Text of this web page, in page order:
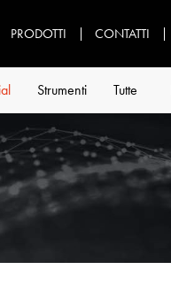
PRODOTTI CONTATTI
Strumenti Tutte